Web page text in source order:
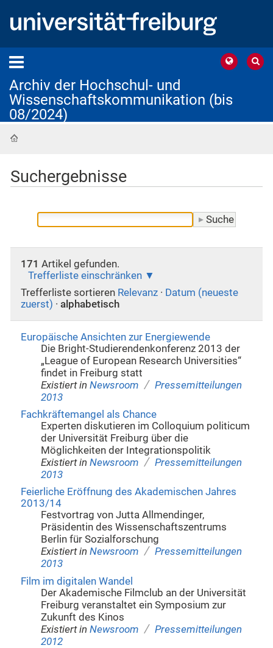
Archiv der Hochschul- und
Wissenschaftskommunikation (bis
08/2024)
Suchergebnisse
171 Artikel gefunden.
Trefferliste einschränken
Trefferliste sortieren Relevanz · Datum (neueste
zuerst) · alphabetisch
Europäische Ansichten zur Energiewende
Die Bright-Studierendenkonferenz 2013 der
„League of European Research Universities“
findet in Freiburg statt
Existiert in Newsroom / Pressemitteilungen
2013
Fachkräftemangel als Chance
Experten diskutieren im Colloquium politicum
der Universität Freiburg über die
Möglichkeiten der Integrationspolitik
Existiert in Newsroom / Pressemitteilungen
2013
Feierliche Eröffnung des Akademischen Jahres
2013/14
Festvortrag von Jutta Allmendinger,
Präsidentin des Wissenschaftszentrums
Berlin für Sozialforschung
Existiert in Newsroom / Pressemitteilungen
2013
Film im digitalen Wandel
Der Akademische Filmclub an der Universität
Freiburg veranstaltet ein Symposium zur
Zukunft des Kinos
Existiert in Newsroom / Pressemitteilungen
2012